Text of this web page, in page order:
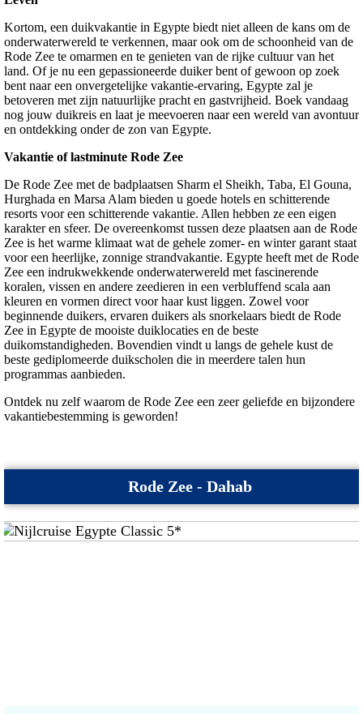
Kortom, een duikvakantie in Egypte biedt niet alleen de kans om de
onderwaterwereld te verkennen, maar ook om de schoonheid van de
Rode Zee te omarmen en te genieten van de rijke cultuur van het
land. Of je nu een gepassioneerde duiker bent of gewoon op zoek
bent naar een onvergetelijke vakantie-ervaring, Egypte zal je
betoveren met zijn natuurlijke pracht en gastvrijheid. Boek vandaag
nog jouw duikreis en laat je meevoeren naar een wereld van avontuur
en ontdekking onder de zon van Egypte.
Vakantie of lastminute Rode Zee
De Rode Zee met de badplaatsen Sharm el Sheikh, Taba, El Gouna,
Hurghada en Marsa Alam bieden u goede hotels en schitterende
resorts voor een schitterende vakantie. Allen hebben ze een eigen
karakter en sfeer. De overeenkomst tussen deze plaatsen aan de Rode
Zee is het warme klimaat wat de gehele zomer- en winter garant staat
voor een heerlijke, zonnige strandvakantie. Egypte heeft met de Rode
Zee een indrukwekkende onderwaterwereld met fascinerende
koralen, vissen en andere zeedieren in een verbluffend scala aan
kleuren en vormen direct voor haar kust liggen. Zowel voor
beginnende duikers, ervaren duikers als snorkelaars biedt de Rode
Zee in Egypte de mooiste duiklocaties en de beste
duikomstandigheden. Bovendien vindt u langs de gehele kust de
beste gediplomeerde duikscholen die in meerdere talen hun
programmas aanbieden.
Ontdek nu zelf waarom de Rode Zee een zeer geliefde en bijzondere
vakantiebestemming is geworden!
Rode Zee - Dahab